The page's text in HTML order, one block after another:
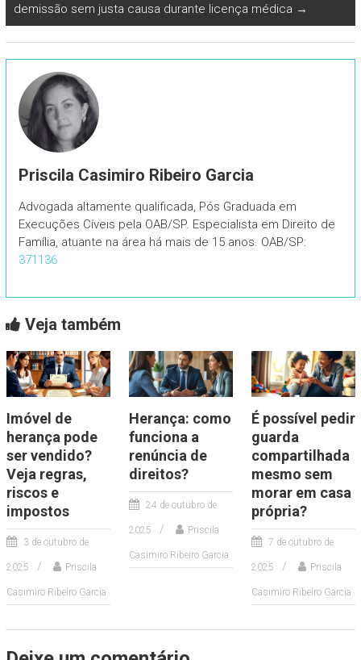
demissão sem justa causa durante licença médica →
Priscila Casimiro Ribeiro Garcia
Advogada altamente qualificada, Pós Graduada em
Execuções Cíveis pela OAB/SP. Especialista em Direito de
Família, atuante na área há mais de 15 anos. OAB/SP:
371136
Veja também
Imóvel de
herança pode
ser vendido?
Veja regras,
riscos e
impostos
3 de outubro de
2025 Priscila
Casimiro Ribeiro Garcia
Herança: como
funciona a
renúncia de
direitos?
24 de outubro de
2025 Priscila
Casimiro Ribeiro Garcia
É possível pedir
guarda
compartilhada
mesmo sem
morar em casa
própria?
7 de outubro de
2025 Priscila
Casimiro Ribeiro Garcia